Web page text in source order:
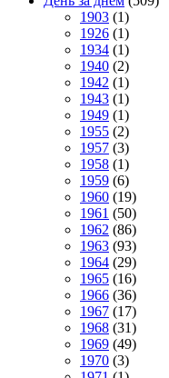
1903 (1)
1926 (1)
1934 (1)
1940 (2)
1942 (1)
1943 (1)
1949 (1)
1955 (2)
1957 (3)
1958 (1)
1959 (6)
1960 (19)
1961 (50)
1962 (86)
1963 (93)
1964 (29)
1965 (16)
1966 (36)
1967 (17)
1968 (31)
1969 (49)
1970 (3)